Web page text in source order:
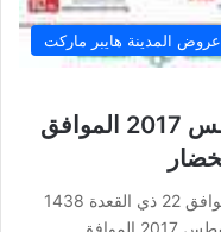
عروض المدينة هايبر ماركت
عروض المدينة هايبر 14 أغسطس 2017 الموافق
عروض المدينة هايبر 14 أغسطس 2017 الموافق 22 ذي القعدة 1438